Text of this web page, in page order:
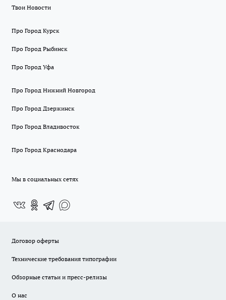
Твои Новости
Про Город Курск
Про Город Рыбинск
Про Город Уфа
Про Город Нижний Новгород
Про Город Дзержинск
Про Город Владивосток
Про Город Краснодара
Мы в социальных сетях
Договор оферты
Технические требования типографии
Обзорные статьи и пресс-релизы
О нас